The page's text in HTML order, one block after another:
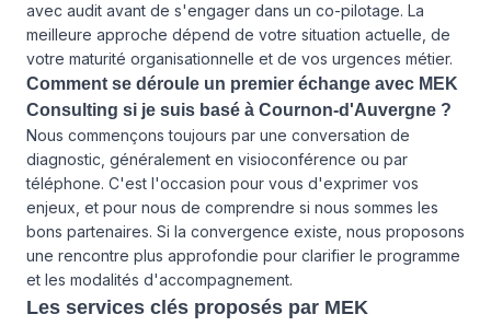
avec audit avant de s'engager dans un co-pilotage. La
meilleure approche dépend de votre situation actuelle, de
votre maturité organisationnelle et de vos urgences métier.
Comment se déroule un premier échange avec MEK
Consulting si je suis basé à Cournon-d'Auvergne ?
Nous commençons toujours par une conversation de
diagnostic, généralement en visioconférence ou par
téléphone. C'est l'occasion pour vous d'exprimer vos
enjeux, et pour nous de comprendre si nous sommes les
bons partenaires. Si la convergence existe, nous proposons
une rencontre plus approfondie pour clarifier le programme
et les modalités d'accompagnement.
Les services clés proposés par MEK